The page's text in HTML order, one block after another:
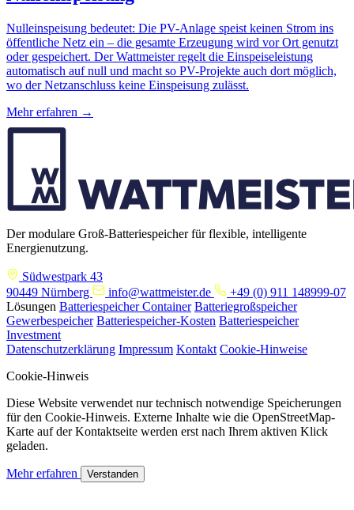
Nulleinspeisung bedeutet: Die PV-Anlage speist keinen Strom ins
öffentliche Netz ein – die gesamte Erzeugung wird vor Ort genutzt
oder gespeichert. Der Wattmeister regelt die Einspeiseleistung
automatisch auf null und macht so PV-Projekte auch dort möglich,
wo der Netzanschluss keine Einspeisung zulässt.
Mehr erfahren →
Der modulare Groß-Batteriespeicher für flexible, intelligente
Energienutzung.
Südwestpark 43
90449 Nürnberg
info@wattmeister.de
+49 (0) 911 148999-07
Lösungen Batteriespeicher Container Batteriegroßspeicher
Gewerbespeicher Batteriespeicher-Kosten Batteriespeicher
Investment
Datenschutzerklärung Impressum Kontakt Cookie-Hinweise
Cookie-Hinweis
Diese Website verwendet nur technisch notwendige Speicherungen
für den Cookie-Hinweis. Externe Inhalte wie die OpenStreetMap-
Karte auf der Kontaktseite werden erst nach Ihrem aktiven Klick
geladen.
Mehr erfahren Verstanden